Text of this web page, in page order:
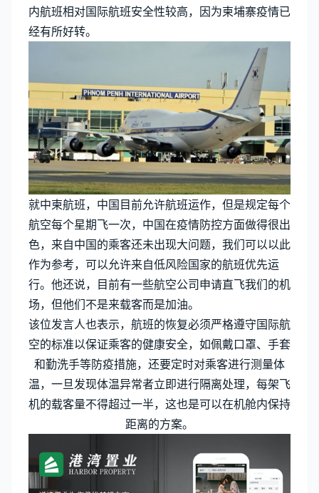
内航班相对国际航班安全性较高，因为柬埔寨疫情已
经有所好转。
就中柬航班，中国目前允许航班运作，但是规定每个
航空每个星期飞一次，中国在疫情防控方面做得很出
色，来自中国的乘客还未出现大问题，我们可以以此
作为参考，可以允许来自低风险国家的航班优先运
行。他还说，目前有一些航空公司申请直飞我们的机
场，但他们不是来载客而是加油。
该位发言人也表示，航班的恢复必须严格遵守国际航
空的标准以保证乘客的健康安全，如佩戴口罩、手套
和勤洗手等防疫措施，还要定时对乘客进行测量体
温，一旦发现体温异常者立即进行隔离处理，每架飞
机的载客量不得超过一半，这也是可以在机舱内保持
距离的方案。